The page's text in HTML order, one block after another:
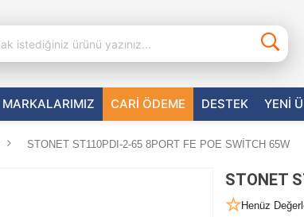
MARKALARIMIZ CARİ ÖDEME DESTEK YENİ
STONET ST110PDI-2-65 8PORT FE POE SWİTCH 65W
STONET
Henüz